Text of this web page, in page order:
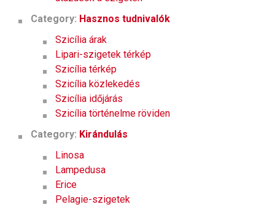
Category: Hasznos tudnivalók
Szicília árak
Lipari-szigetek térkép
Szicília térkép
Szicília közlekedés
Szicília időjárás
Szicília történelme röviden
Category: Kirándulás
Linosa
Lampedusa
Erice
Pelagie-szigetek